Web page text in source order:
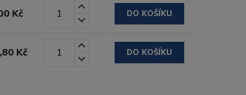
Kč DO KOŠÍKU
Kč DO KOŠÍKU